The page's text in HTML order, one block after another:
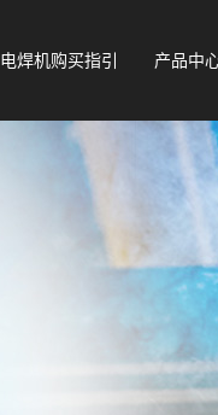
电焊机购买指引 产品中